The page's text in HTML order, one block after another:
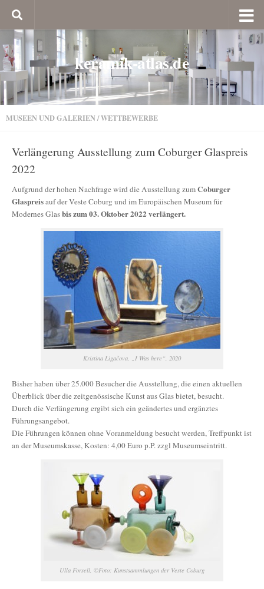
keramik-atlas.de
MUSEEN UND GALERIEN /WETTBEWERBE
Verlängerung Ausstellung zum Coburger Glaspreis
2022
Aufgrund der hohen Nachfrage wird die Ausstellung zumCoburger
Glaspreisauf der Veste Coburg und im Europäischen Museum für
Modernes Glasbis zum 03. Oktober 2022 verlängert.
Kristina Ligačova, „I Was here“, 2020
Bisher haben über 25.000 Besucher die Ausstellung, die einen aktuellen
Überblick über die zeitgenössische Kunst aus Glas bietet, besucht.
Durch die Verlängerung ergibt sich ein geändertes und ergänztes
Führungsangebot.
Die Führungen können ohne Voranmeldung besucht werden, Treffpunkt ist
an der Museumskasse, Kosten: 4,00 Euro p.P. zzgl Museumseintritt.
Ulla Forsell, ©Foto: Kunstsammlungen der Veste Coburg